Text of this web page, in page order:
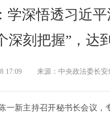
学深悟透习近平
深刻把握”，达
17:09 来源：中央政法委长安
一新主持召开秘书长会议